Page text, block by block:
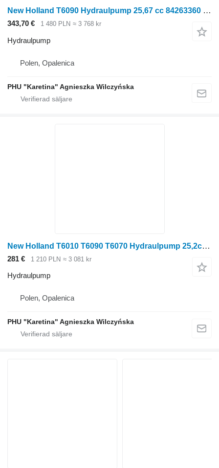
New Holland T6090 Hydraulpump 25,67 cc 84263360 till New Holland T6090 hjultraktor
343,70 € 1 480 PLN ≈ 3 768 kr
Hydraulpump
Polen, Opalenica
PHU "Karetina" Agnieszka Wilczyńska
New Holland T6010 T6090 T6070 Hydraulpump 25,2cc 87395822 till New Holland T6010 T6090 T6070 hjultraktor
281 € 1 210 PLN ≈ 3 081 kr
Hydraulpump
Polen, Opalenica
PHU "Karetina" Agnieszka Wilczyńska